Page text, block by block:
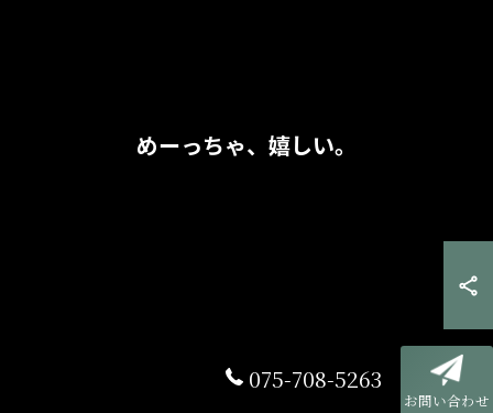
めーっちゃ、嬉しい。
075-708-5263
お問い合わせ